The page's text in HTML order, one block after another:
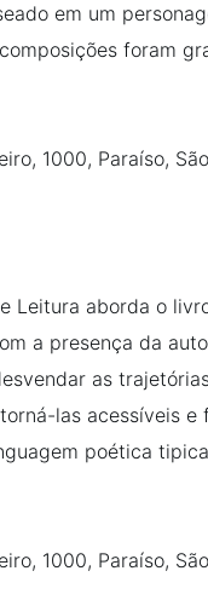
em um
foram
1000, Paraíso,
Leitura aborda o
a presença da
as
las acessíveis e
poética
1000, Paraíso,